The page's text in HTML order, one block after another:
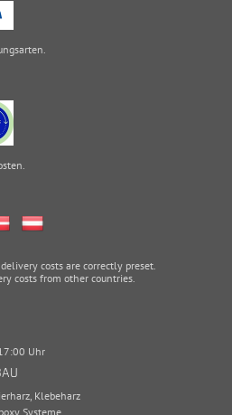
.
.
costs are correctly preset.
costs from other countries.
Uhr
, Klebeharz
Systeme